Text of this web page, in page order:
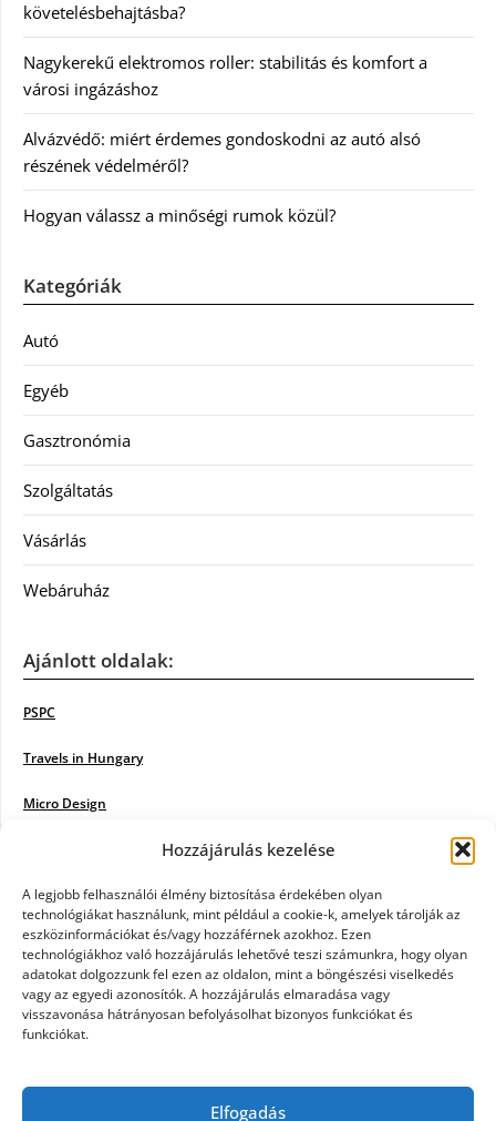
Hozzájárulás kezelése
A legjobb felhasználói élmény biztosítása érdekében olyan
technológiákat használunk, mint például a cookie-k, amelyek tárolják az
eszközinformációkat és/vagy hozzáférnek azokhoz. Ezen
technológiákhoz való hozzájárulás lehetővé teszi számunkra, hogy olyan
adatokat dolgozzunk fel ezen az oldalon, mint a böngészési viselkedés
vagy az egyedi azonosítók. A hozzájárulás elmaradása vagy
visszavonása hátrányosan befolyásolhat bizonyos funkciókat és
funkciókat.
Elfogadás
követelésbehajtásba?
Nagykerekű elektromos roller: stabilitás és komfort a
városi ingázáshoz
Alvázvédő: miért érdemes gondoskodni az autó alsó
részének védelméről?
Hogyan válassz a minőségi rumok közül?
Kategóriák
Autó
Egyéb
Gasztronómia
Szolgáltatás
Vásárlás
Webáruház
Ajánlott oldalak:
PSPC
Travels in Hungary
Micro Design
Poiwiki
Öntözőrendszer
Jazz Steps
Unicorn Multipro